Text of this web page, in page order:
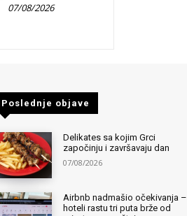
07/08/2026
Poslednje objave
Delikates sa kojim Grci
započinju i završavaju dan
07/08/2026
Airbnb nadmašio očekivanja –
hoteli rastu tri puta brže od